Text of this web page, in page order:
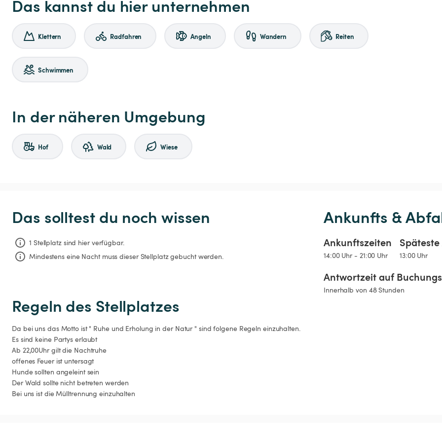
Das kannst du hier unternehmen
Klettern Radfahren Angeln Wandern Reiten
Schwimmen
In der näheren Umgebung
Hof Wald Wiese
Das solltest du noch wissen
1 Stellplatz sind hier verfügbar.
Mindestens eine Nacht muss dieser Stellplatz gebucht werden.
Ankunfts &
Ankunftszeiten
14:00 Uhr - 21:00 Uhr 13:00 Uhr
Antwortzeit auf
Innerhalb von 48 Stunden
Regeln des Stellplatzes
Da bei uns das Motto ist " Ruhe und Erholung in der Natur " sind folgene Regeln einzuhalten.
Es sind keine Partys erlaubt
Ab 22,00Uhr gilt die Nachtruhe
offenes Feuer ist untersagt
Hunde sollten angeleint sein
Der Wald sollte nicht betreten werden
Bei uns ist die Mülltrennung einzuhalten